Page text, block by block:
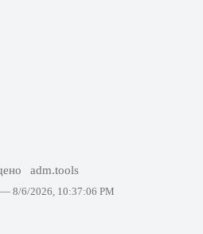
adm.tools
— 8/6/2026, 10:37:06 PM